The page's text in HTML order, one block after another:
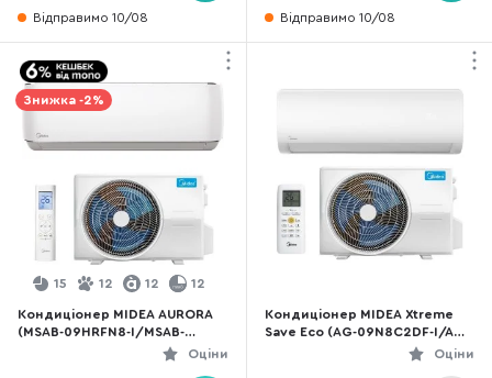
Відправимо 10/08 Відправимо 10/08
Знижка -2%
15 12 12 12
Кондиціонер MIDEA AURORA
(MSAB-09HRFN8-I/MSAB-
Оціни
Кондиціонер MIDEA Xtreme
Save Eco (AG-09N8C2DF-I/AG-
Оціни